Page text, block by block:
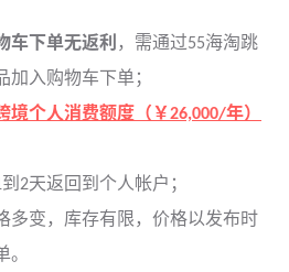
车下单无返利 ，需通过55海淘跳
加入购物车下单；
境个人消费额度（￥26,000/年）
2天返回到个人帐户；
多变，库存有限，价格以发布时
。